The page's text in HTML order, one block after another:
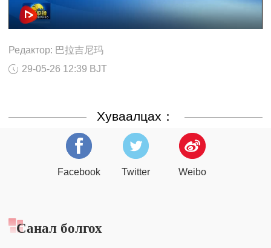
Редактор: 巴拉吉尼玛
29-05-26 12:39 BJT
Хуваалцах：
Facebook Twitter Weibo
Санал болгох